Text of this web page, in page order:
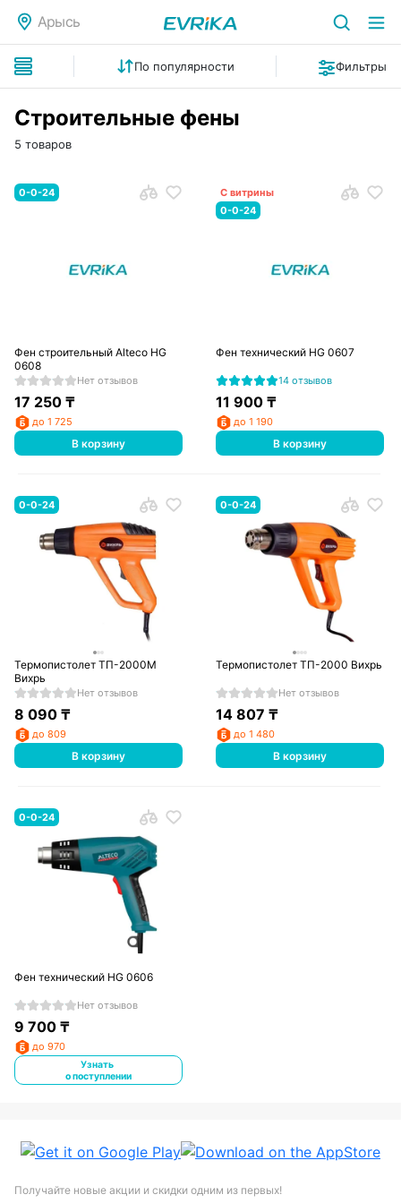
Арысь
По популярности Фильтры
Строительные фены
5 товаров
0-0-24
Фен строительный Alteco HG
0608
Нет отзывов
17 250₸
до 1 725
В корзину
С витрины
0-0-24
Фен технический HG 0607
14 отзывов
11 900 ₸
до 1 190
В корзину
0-0-24
Термопистолет ТП-2000М
Вихрь
Нет отзывов
8 090₸
до 809
В корзину
0-0-24
Термопистолет ТП-2000 Вихрь
Нет отзывов
14 807 ₸
до 1 480
В корзину
0-0-24
Фен технический HG 0606
Нет отзывов
9 700₸
до 970
Узнать
о поступлении
Получайте новые акции и скидки одним из первых!